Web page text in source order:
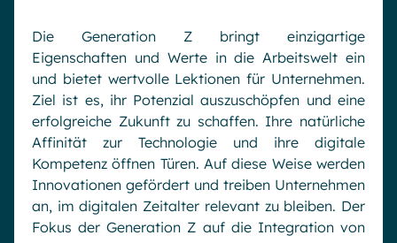
Demo anfordern
Die Generation Z bringt einzigartige
Eigenschaften und Werte in die Arbeitswelt ein
und bietet wertvolle Lektionen für Unternehmen.
Ziel ist es, ihr Potenzial auszuschöpfen und eine
erfolgreiche Zukunft zu schaffen. Ihre natürliche
Affinität zur Technologie und ihre digitale
Kompetenz öffnen Türen. Auf diese Weise werden
Innovationen gefördert und treiben Unternehmen
an, im digitalen Zeitalter relevant zu bleiben. Der
Fokus der Generation Z auf die Integration von